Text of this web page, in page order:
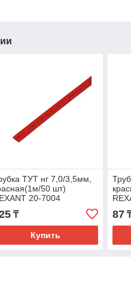
ТУТ нг 7,0/3,5мм,
50 шт)
20-7004
₸
Купить
87